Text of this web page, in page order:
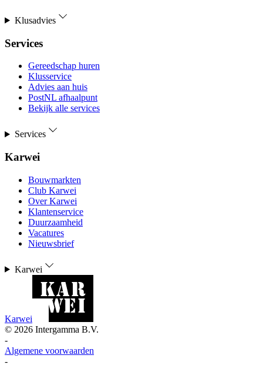
Klusadvies
Services
Gereedschap huren
Klusservice
Advies aan huis
PostNL afhaalpunt
Bekijk alle services
Services
Karwei
Bouwmarkten
Club Karwei
Over Karwei
Klantenservice
Duurzaamheid
Vacatures
Nieuwsbrief
Karwei
Karwei
© 2026 Intergamma B.V.
-
Algemene voorwaarden
-